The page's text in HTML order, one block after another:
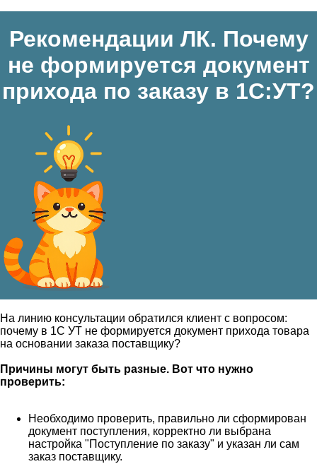
Рекомендации ЛК. Почему
не формируется документ
прихода по заказу в 1С:УТ?
На линию консультации обратился клиент с вопросом:
почему в 1С УТ не формируется документ прихода товара
на основании заказа поставщику?
Причины могут быть разные. Вот что нужно
проверить:
Необходимо проверить, правильно ли сформирован
документ поступления, корректно ли выбрана
настройка "Поступление по заказу" и указан ли сам
заказ поставщику.